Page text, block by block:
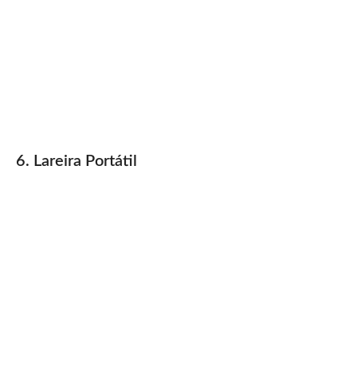
6. Lareira Portátil